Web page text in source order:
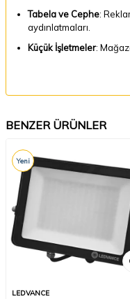
Tabela ve Cephe:
aydınlatmaları.
Küçük İşletmeler:
BENZER ÜRÜNLER
Yeni
LEDVANCE